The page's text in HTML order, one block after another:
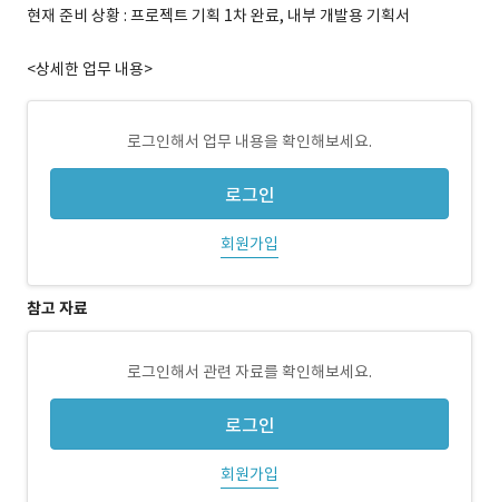
현재 준비 상황 : 프로젝트 기획 1차 완료, 내부 개발용 기획서
<상세한 업무 내용>
로그인해서 업무 내용을 확인해보세요.
로그인
회원가입
참고 자료
로그인해서 관련 자료를 확인해보세요.
로그인
회원가입